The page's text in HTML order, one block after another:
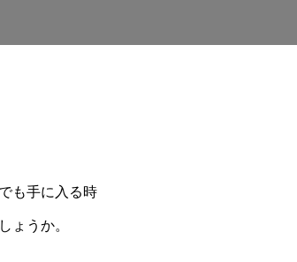
も手に入る時
ょうか。